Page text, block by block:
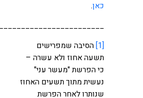
______________________________
הסיבה שמפרישים
תשעה אחוז ולא עשרה –
כי הפרשת "מעשר עני"
נעשית מתוך תשעים האחוז
שנותרו לאחר הפרשת